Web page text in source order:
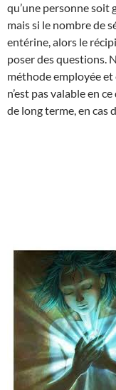
qu’une personne soit
mais si le nombre de
entérine, alors le
poser des questions.
méthode employée et
n’est pas valable en
de long terme, en cas